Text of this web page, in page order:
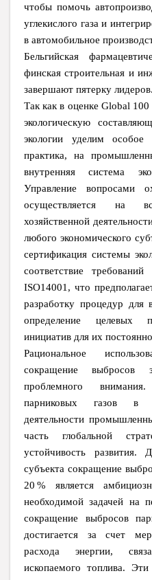
чтобы помочь
углекислого газа и
в автомобильное
Бельгийская
финская строительная и
завершают пятерку лидеров.
Так как в оценке Global 100
экологическую
экологии уделим
практика, на
внутренняя система
Управление вопросами
осуществляется на
хозяйственной
любого экономического
сертификация системы
соответствие
ISO14001, что
разработку процедур для
определение целевых
инициатив для их
Рациональное
сокращение выбросов
проблемного
парниковых газов в
деятельности
часть глобальной
устойчивость развития.
субъекта сокращение
20 % является
необходимой задачей на
сокращение выбросов
достигается за счет
расхода энергии,
ископаемого топлива.